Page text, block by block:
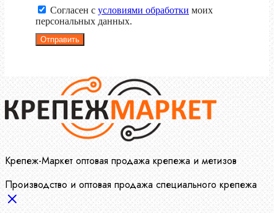
Согласен с условиями обработки моих
персональных данных.
Отправить
Крепеж-Маркет оптовая продажа крепежа и метизов
Производство и оптовая продажа специального крепежа